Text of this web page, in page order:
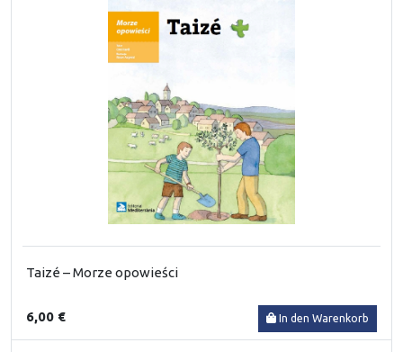
Taizé – Morze opowieści
6,00 € In den Warenkorb